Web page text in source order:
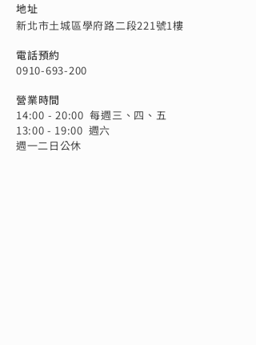
地址
新北市土城區學府路二段221號1樓
電話預約
0910-693-200
營業時間
14:00 - 20:00 每週三、四、五
13:00 - 19:00 週六
​週一二日公休